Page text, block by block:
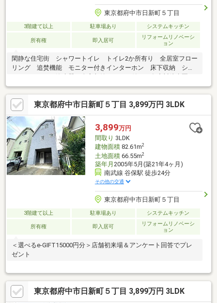
東京都府中市日新町５丁目
3階建て以上 駐車場あり システムキッチン
所有権 即入居可
リフォームリノベーシ
ョン
閑静な住宅街 シャワートイレ トイレ2か所有り 全居室フロー
リング 追焚機能 モニター付きインターホン 床下収納 シス
内 前面道路6ｍ公道
東京都府中市日新町５丁目 3,899万円 3LDK
3,899万円
間取り 3LDK
建物面積82.61m2
土地面積66.55m2
築年月 2005年5月(築21年4ヶ月)
南武線 谷保駅 徒歩24分
その他の交通
東京都府中市日新町５丁目
3階建て以上 駐車場あり システムキッチン
所有権 即入居可
リフォームリノベーシ
ョン
＜選べるe-GIFT15000円分＞店舗初来場＆アンケート回答でプレ
ゼント
東京都府中市日新町５丁目 3,899万円 3LDK